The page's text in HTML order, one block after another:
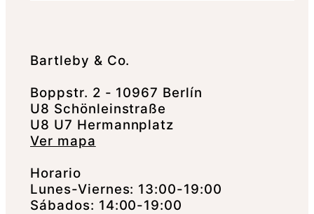
Bartleby & Co.
Boppstr. 2 - 10967 Berlín
U8 Schönleinstraße
U8 U7 Hermannplatz
Ver mapa
Horario
Lunes-Viernes: 13:00-19:00
Sábados: 14:00-19:00